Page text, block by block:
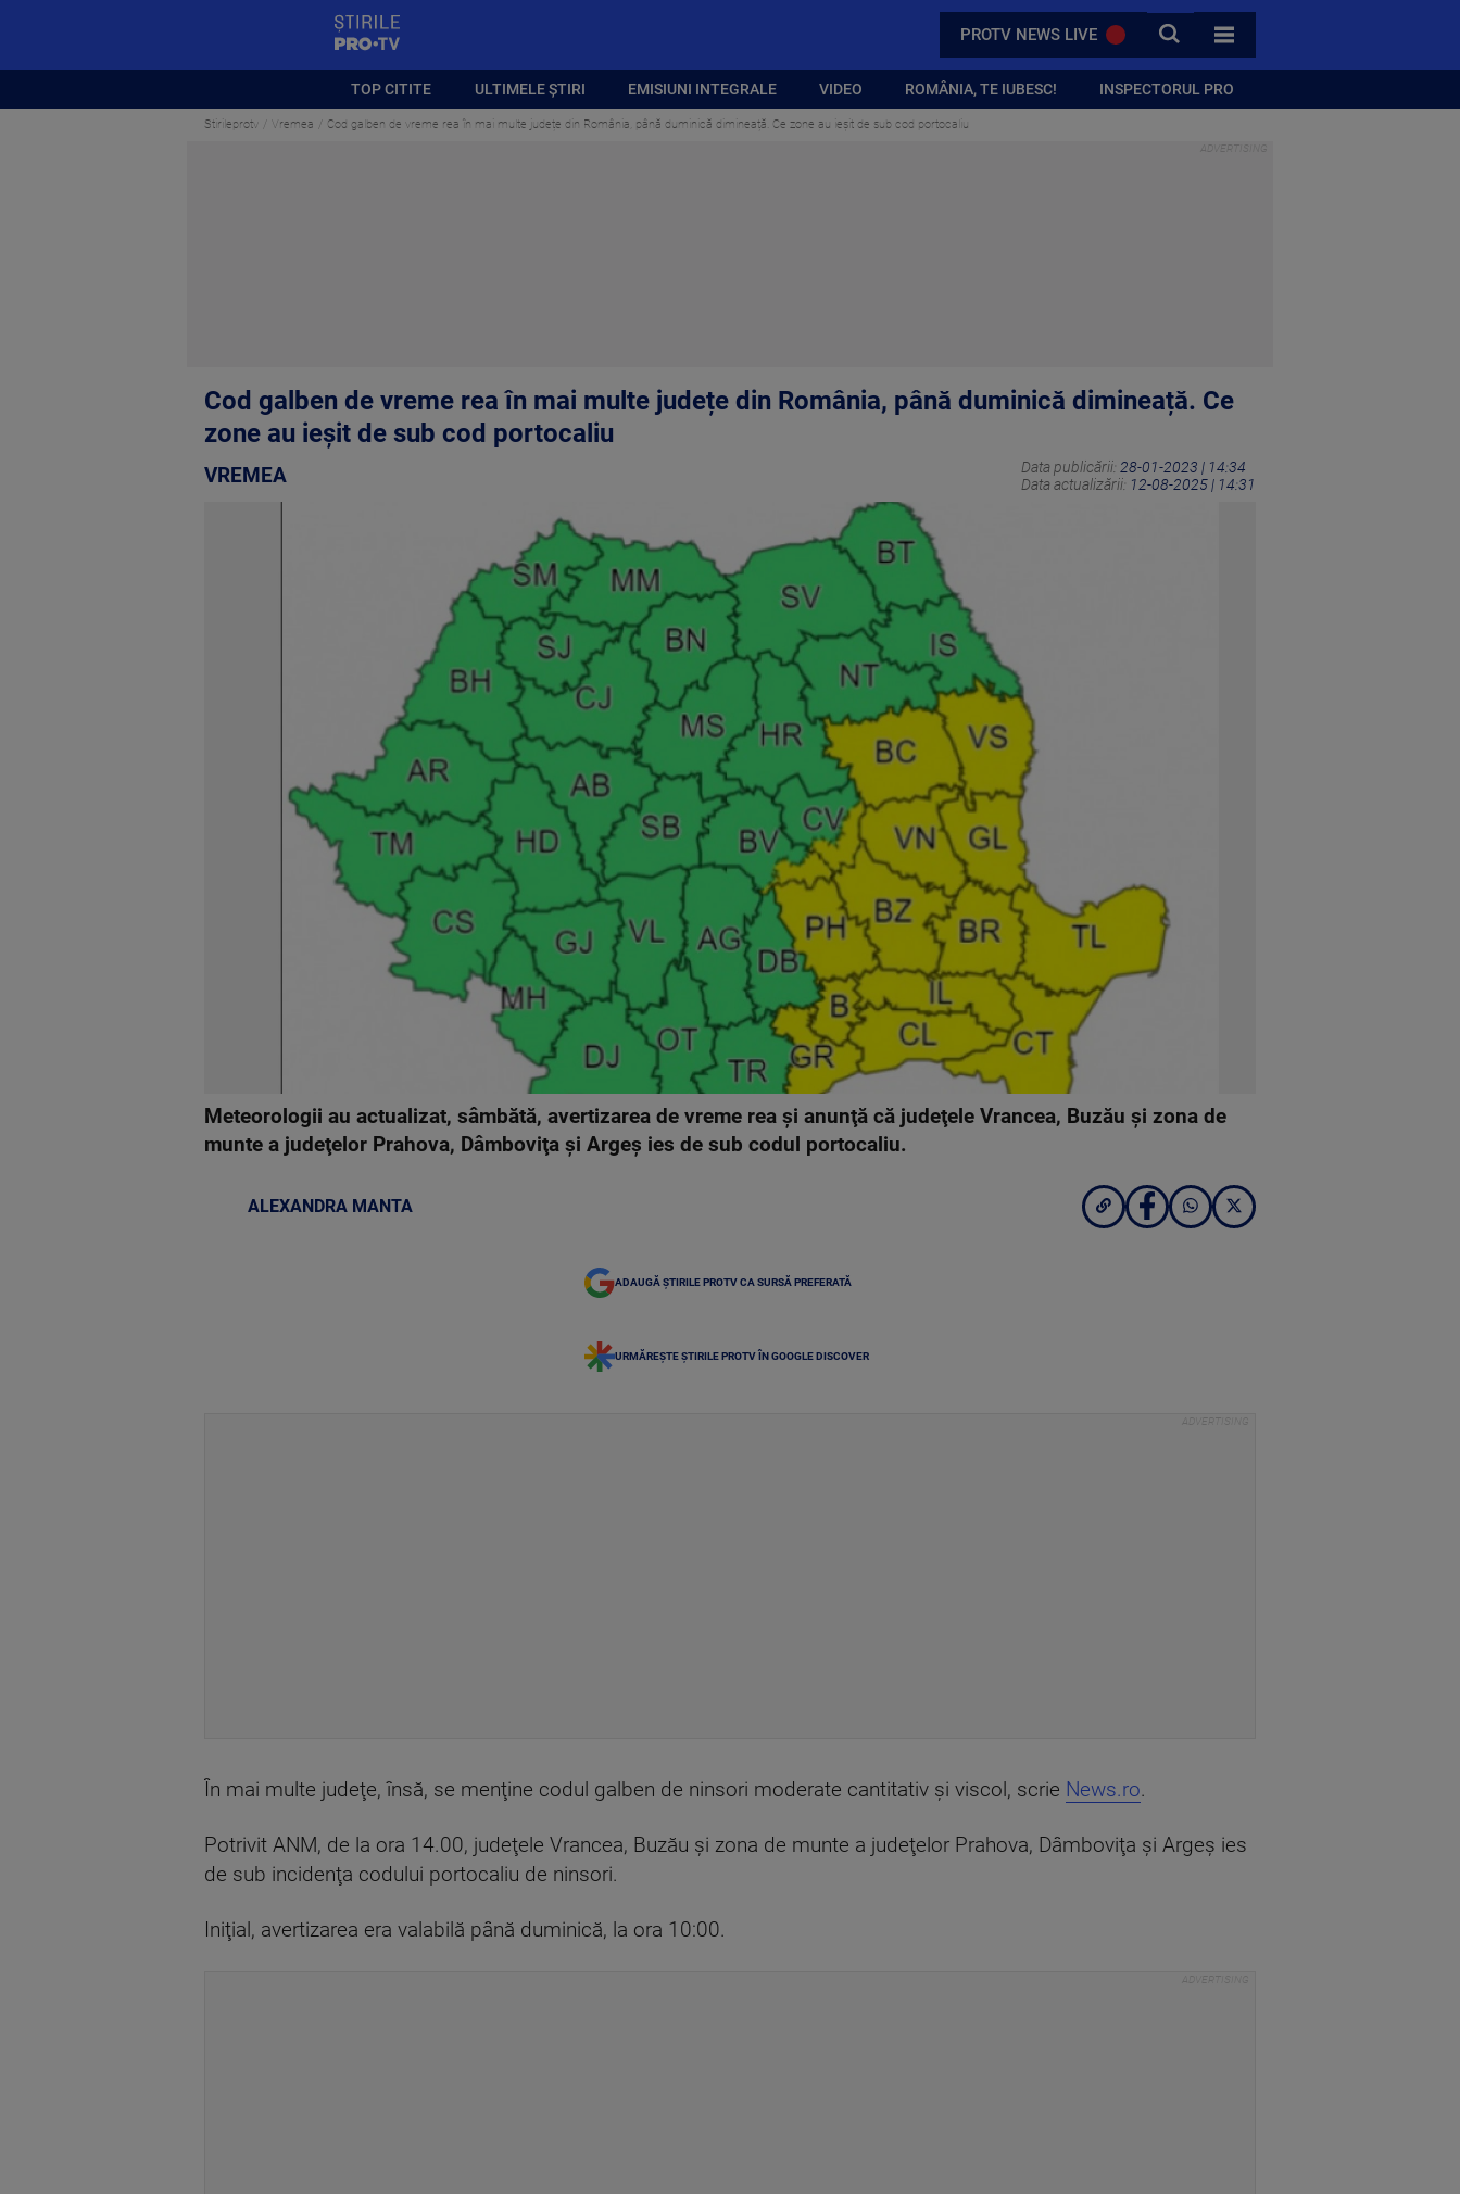
PROTV NEWS LIVE CAUTA
TOATE CATEGORIILE
TOP CITITE ULTIMELE ȘTIRI EMISIUNI INTEGRALE VIDEO ROMÂNIA, TE IUBESC! INSPECTORUL PRO
Stirileprotv Vremea Cod galben de vreme rea în mai multe județe din România, până duminică dimineață. Ce zone au ieșit de sub cod portocaliu
Cod galben de vreme rea în mai multe județe din România, până duminică dimineață. Ce
zone au ieșit de sub cod portocaliu
VREMEA Data publicării: 28-01-2023 | 14:34
Data actualizării: 12-08-2025 | 14:31
Meteorologii au actualizat, sâmbătă, avertizarea de vreme rea şi anunţă că judeţele Vrancea, Buzău şi zona de
munte a judeţelor Prahova, Dâmboviţa şi Argeş ies de sub codul portocaliu.
ALEXANDRA MANTA
ADAUGĂ ȘTIRILE PROTV CA SURSĂ PREFERATĂ
URMĂREȘTE ȘTIRILE PROTV ÎN GOOGLE DISCOVER
În mai multe judeţe, însă, se menţine codul galben de ninsori moderate cantitativ şi viscol, scrie News.ro.
Potrivit ANM, de la ora 14.00, judeţele Vrancea, Buzău şi zona de munte a judeţelor Prahova, Dâmboviţa şi Argeş ies
de sub incidenţa codului portocaliu de ninsori.
Iniţial, avertizarea era valabilă până duminică, la ora 10:00.